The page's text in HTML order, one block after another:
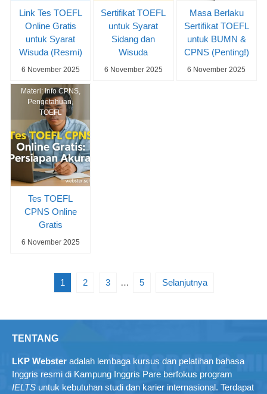
Link Tes TOEFL
Online Gratis
untuk Syarat
Wisuda (Resmi)
6 November 2025
Sertifikat TOEFL
untuk Syarat
Sidang dan
Wisuda
6 November 2025
Masa Berlaku
Sertifikat TOEFL
untuk BUMN &
CPNS (Penting!)
6 November 2025
Materi:Info CPNS,
Pengetahuan,
TOEFL
Tes TOEFL
CPNS Online
Gratis
6 November 2025
1 2 3 … 5 Selanjutnya
TENTANG
LKP Webster adalah lembaga kursus dan pelatihan bahasa
Inggris resmi di Kampung Inggris Pare berfokus program
IELTS untuk kebutuhan studi dan karier internasional. Terdapat